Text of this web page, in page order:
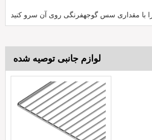
لوازم جانبی توصیه شده